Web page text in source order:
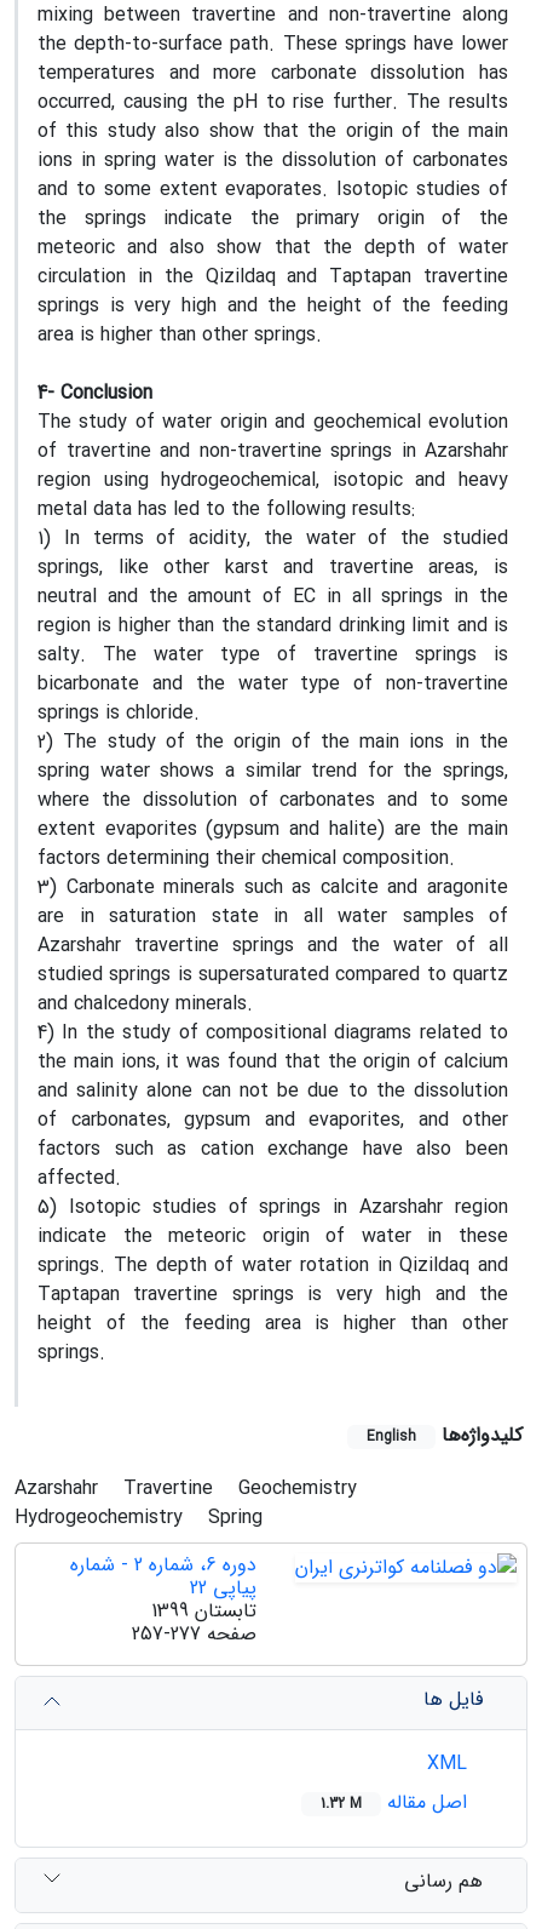
mixing between travertine and non-travertine along
the depth-to-surface path. These springs have lower
temperatures and more carbonate dissolution has
occurred, causing the pH to rise further. The results
of this study also show that the origin of the main
ions in spring water is the dissolution of carbonates
and to some extent evaporates. Isotopic studies of
the springs indicate the primary origin of the
meteoric and also show that the depth of water
circulation in the Qizildaq and Taptapan travertine
springs is very high and the height of the feeding
area is higher than other springs.
4- Conclusion
The study of water origin and geochemical evolution
of travertine and non-travertine springs in Azarshahr
region using hydrogeochemical, isotopic and heavy
metal data has led to the following results:
1) In terms of acidity, the water of the studied
springs, like other karst and travertine areas, is
neutral and the amount of EC in all springs in the
region is higher than the standard drinking limit and is
salty. The water type of travertine springs is
bicarbonate and the water type of non-travertine
springs is chloride.
2) The study of the origin of the main ions in the
spring water shows a similar trend for the springs,
where the dissolution of carbonates and to some
extent evaporites (gypsum and halite) are the main
factors determining their chemical composition.
3) Carbonate minerals such as calcite and aragonite
are in saturation state in all water samples of
Azarshahr travertine springs and the water of all
studied springs is supersaturated compared to quartz
and chalcedony minerals.
4) In the study of compositional diagrams related to
the main ions, it was found that the origin of calcium
and salinity alone can not be due to the dissolution
of carbonates, gypsum and evaporites, and other
factors such as cation exchange have also been
affected.
5) Isotopic studies of springs in Azarshahr region
indicate the meteoric origin of water in these
springs. The depth of water rotation in Qizildaq and
Taptapan travertine springs is very high and the
height of the feeding area is higher than other
springs.
کلیدواژه‌ها English
Azarshahr Travertine
Geochemistry
Hydrogeochemistry
Spring
دوره 6، شماره 2 - شماره
پیاپی 22
تابستان 1399
صفحه 257-277
فایل ها
اصل مقاله
1.32 M
هم رسانی